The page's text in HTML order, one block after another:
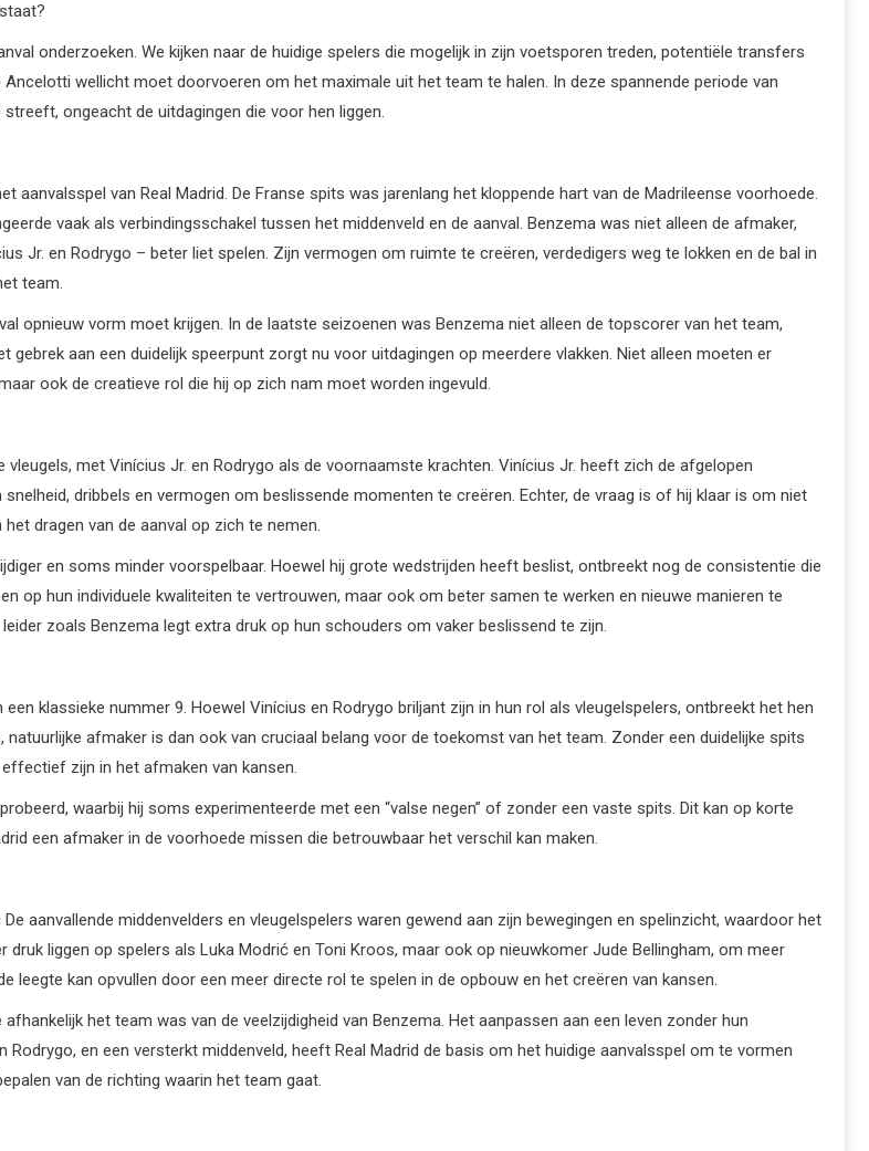
onderzoeken. We kijken naar de huidige spelers die mogelijk in zijn voetsporen treden, potentiële transfers
wellicht moet doorvoeren om het maximale uit het team te halen. In deze spannende periode van
ongeacht de uitdagingen die voor hen liggen.
van Real Madrid. De Franse spits was jarenlang het kloppende hart van de Madrileense voorhoede.
vaak als verbindingsschakel tussen het middenveld en de aanval. Benzema was niet alleen de afmaker,
Jr. en Rodrygo – beter liet spelen. Zijn vermogen om ruimte te creëren, verdedigers weg te lokken en de bal in
team.
opnieuw vorm moet krijgen. In de laatste seizoenen was Benzema niet alleen de topscorer van het team,
aan een duidelijk speerpunt zorgt nu voor uitdagingen op meerdere vlakken. Niet alleen moeten er
ook de creatieve rol die hij op zich nam moet worden ingevuld.
met Vinícius Jr. en Rodrygo als de voornaamste krachten. Vinícius Jr. heeft zich de afgelopen
dribbels en vermogen om beslissende momenten te creëren. Echter, de vraag is of hij klaar is om niet
dragen van de aanval op zich te nemen.
en soms minder voorspelbaar. Hoewel hij grote wedstrijden heeft beslist, ontbreekt nog de consistentie die
op hun individuele kwaliteiten te vertrouwen, maar ook om beter samen te werken en nieuwe manieren te
zoals Benzema legt extra druk op hun schouders om vaker beslissend te zijn.
klassieke nummer 9. Hoewel Vinícius en Rodrygo briljant zijn in hun rol als vleugelspelers, ontbreekt het hen
afmaker is dan ook van cruciaal belang voor de toekomst van het team. Zonder een duidelijke spits
zijn in het afmaken van kansen.
waarbij hij soms experimenteerde met een “valse negen” of zonder een vaste spits. Dit kan op korte
een afmaker in de voorhoede missen die betrouwbaar het verschil kan maken.
aanvallende middenvelders en vleugelspelers waren gewend aan zijn bewegingen en spelinzicht, waardoor het
liggen op spelers als Luka Modrić en Toni Kroos, maar ook op nieuwkomer Jude Bellingham, om meer
leegte kan opvullen door een meer directe rol te spelen in de opbouw en het creëren van kansen.
het team was van de veelzijdigheid van Benzema. Het aanpassen aan een leven zonder hun
en een versterkt middenveld, heeft Real Madrid de basis om het huidige aanvalsspel om te vormen
van de richting waarin het team gaat.